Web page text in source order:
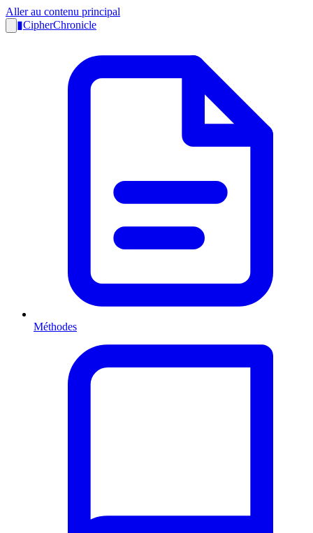
Aller au contenu principal
▮CipherChronicle
Méthodes